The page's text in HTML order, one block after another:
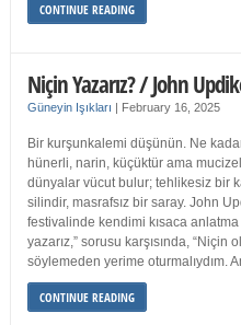
CONTINUE READING
Niçin Yazarız? / John
Güneyin Işıkları | February 16, 2025
Bir kurşunkalemi düşünün. Ne
hünerli, narin, küçüktür ama
dünyalar vücut bulur; tehlikesiz bir
silindir, masrafsız bir saray. John
festivalinde kendimi kısaca
yazarız,” sorusu karşısında, “Niçin
söylemeden yerime oturmalıydım.
CONTINUE READING